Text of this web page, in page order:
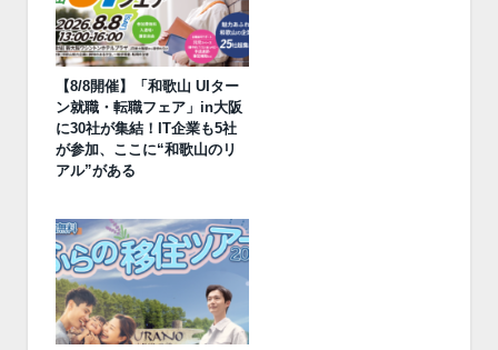
【8/8開催】「和歌山 UIター
ン就職・転職フェア」in大阪
に30社が集結！IT企業も5社
が参加、ここに“和歌山のリ
アル”がある